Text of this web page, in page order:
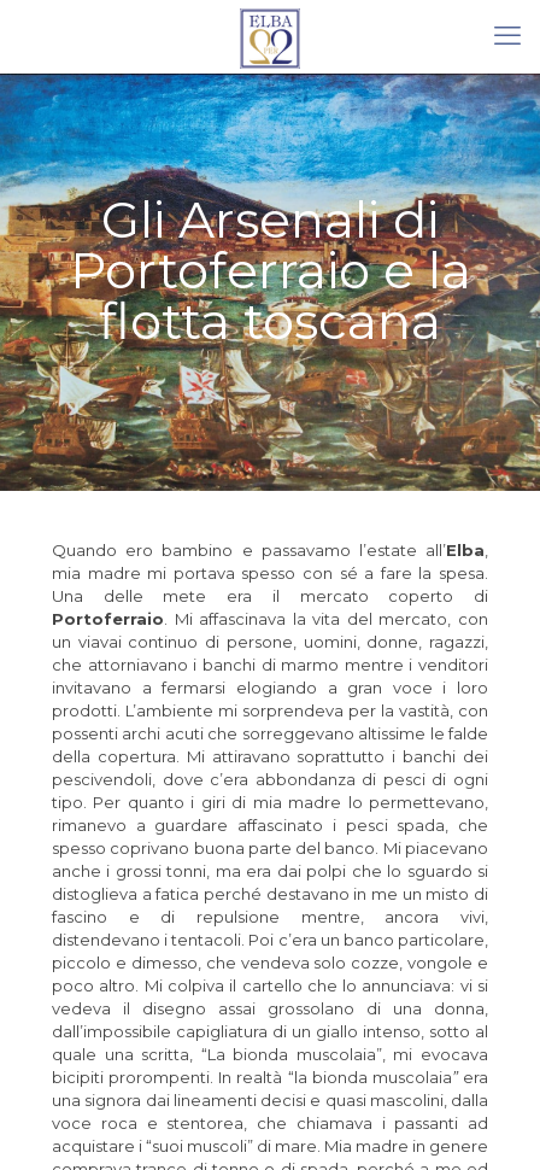
Gli Arsenali di
Portoferraio e la
flotta toscana
Quando ero bambino e passavamo l’estate all’Elba
mia madre mi portava spesso con sé a fare la spesa.
Una delle mete era il mercato coperto di
Portoferraio . Mi affascinava la vita del mercato, con
un viavai continuo di persone, uomini, donne, ragazzi,
che attorniavano i banchi di marmo mentre i venditori
invitavano a fermarsi elogiando a gran voce i loro
prodotti. L’ambiente mi sorprendeva per la vastità, con
possenti archi acuti che sorreggevano altissime le falde
della copertura. Mi attiravano soprattutto i banchi dei
pescivendoli, dove c’era abbondanza di pesci di ogni
tipo. Per quanto i giri di mia madre lo permettevano,
rimanevo a guardare affascinato i pesci spada, che
spesso coprivano buona parte del banco. Mi piacevano
anche i grossi tonni, ma era dai polpi che lo sguardo si
distoglieva a fatica perché destavano in me un misto di
fascino e di repulsione mentre, ancora vivi,
distendevano i tentacoli. Poi c’era un banco particolare,
piccolo e dimesso, che vendeva solo cozze, vongole e
poco altro. Mi colpiva il cartello che lo annunciava: vi si
vedeva il disegno assai grossolano di una donna,
dall’impossibile capigliatura di un giallo intenso, sotto al
quale una scritta, “La bionda muscolaia”, mi evocava
bicipiti prorompenti. In realtà “la bionda muscolaia” era
una signora dai lineamenti decisi e quasi mascolini, dalla
voce roca e stentorea, che chiamava i passanti ad
acquistare i “suoi muscoli” di mare. Mia madre in genere